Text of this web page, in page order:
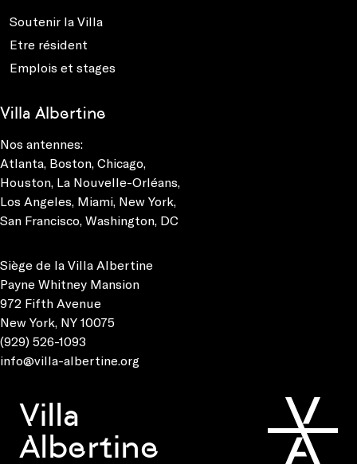
Soutenir la Villa
Etre résident
Emplois et stages
Villa Albertine
Nos antennes:
Atlanta Boston Chicago
Houston La Nouvelle-Orléans
Los Angeles Miami New York
San Francisco Washington, DC
Siège de la Villa Albertine
Payne Whitney Mansion
972 Fifth Avenue
New York, NY 10075
(929) 526-1093
info@villa-albertine.org
Villa
Albertine